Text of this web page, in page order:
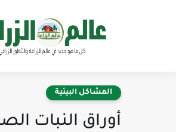
المشاكل البيئية
أوراق النبات